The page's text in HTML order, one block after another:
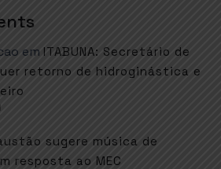
em ITABUNA: Secretário de
retorno de hidroginástica e
sugere música de
resposta ao MEC